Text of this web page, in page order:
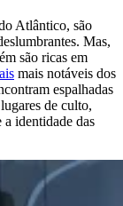
Atlântico, são
Mas,
são ricas em
mais notáveis dos
espalhadas
de culto,
a identidade das